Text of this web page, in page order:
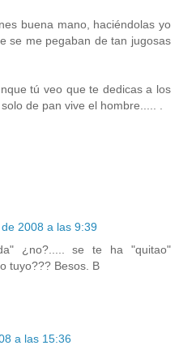
buena mano, haciéndolas yo
se me pegaban de tan jugosas
tú veo que te dedicas a los
de pan vive el hombre..... .
2008 a las 9:39
¿no?..... se te ha "quitao"
tuyo??? Besos. B
a las 15:36